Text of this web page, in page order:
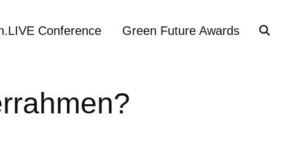
Conference Green Future Awards